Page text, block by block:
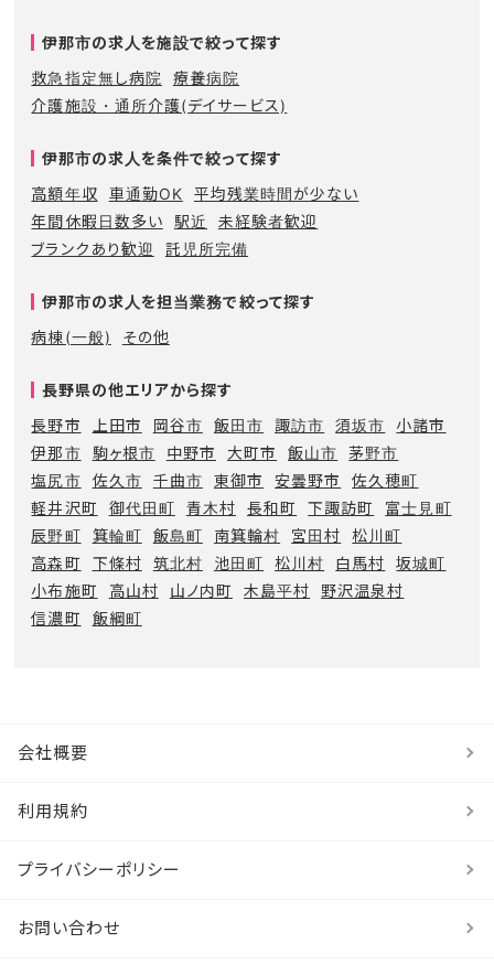
伊那市の求人を施設で絞って探す
救急指定無し病院
療養病院
介護施設・通所介護(デイサービス)
伊那市の求人を条件で絞って探す
高額年収
車通勤OK
平均残業時間が少ない
年間休暇日数多い
駅近
未経験者歓迎
ブランクあり歓迎
託児所完備
伊那市の求人を担当業務で絞って探す
病棟(一般)
その他
長野県の他エリアから探す
長野市
上田市 岡谷市 飯田市 諏訪市 須坂市
小諸市
伊那市
駒ヶ根市 中野市 大町市 飯山市
茅野市
塩尻市
佐久市 千曲市 東御市 安曇野市
佐久穂町
軽井沢町
御代田町 青木村 長和町 下諏訪町
富士見町
辰野町
箕輪町 飯島町 南箕輪村 宮田村
松川町
高森町
下條村 筑北村 池田町 松川村 白馬村
坂城町
小布施町
高山村 山ノ内町 木島平村
野沢温泉村
信濃町
飯綱町
会社概要
利用規約
プライバシーポリシー
お問い合わせ